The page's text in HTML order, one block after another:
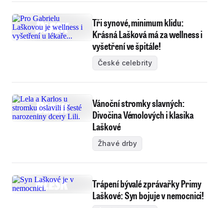
Tři synové, minimum klidu:
Krásná Lašková má za wellness i
vyšetření ve špitále!
České celebrity
Vánoční stromky slavných:
Divočina Vémolových i klasika
Laškové
Žhavé drby
Trápení bývalé zprávařky Primy
Laškové: Syn bojuje v nemocnici!